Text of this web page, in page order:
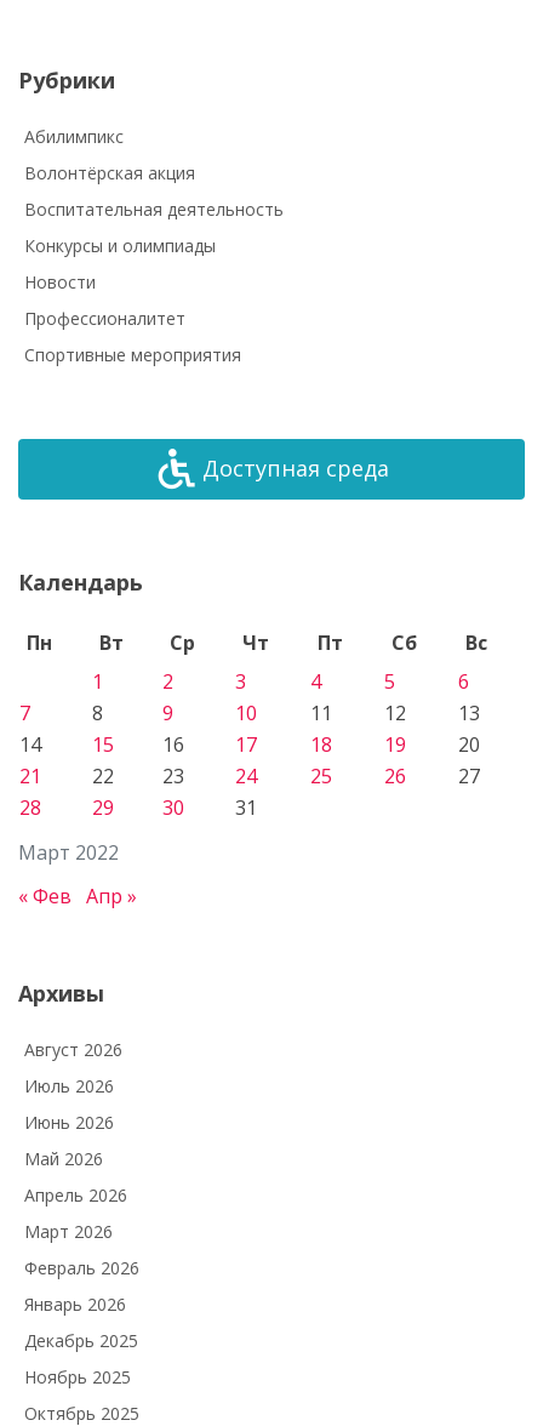
Рубрики
Абилимпикс
Волонтёрская акция
Воспитательная деятельность
Конкурсы и олимпиады
Новости
Профессионалитет
Спортивные мероприятия
Доступная среда
Календарь
Март 2022
Пн Вт Ср Чт Пт Сб
Вс
1
2 3 4 5
6
7
8 9 10 11 12
13
14
15 16 17 18 19
20
21
22 23 24 25 26
27
28
29 30 31
« Фев Апр »
Архивы
Август 2026
Июль 2026
Июнь 2026
Май 2026
Апрель 2026
Март 2026
Февраль 2026
Январь 2026
Декабрь 2025
Ноябрь 2025
Октябрь 2025